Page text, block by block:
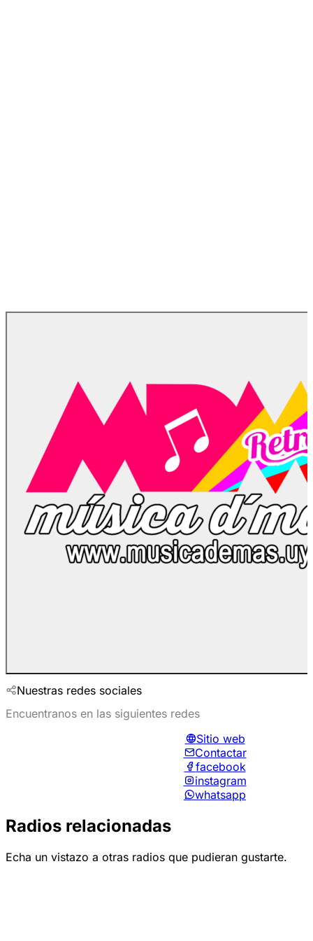
Nuestras redes sociales
Encuentranos en las siguientes redes
Sitio web
Contactar
facebook
instagram
whatsapp
Radios relacionadas
Echa un vistazo a otras radios que pudieran gustarte.